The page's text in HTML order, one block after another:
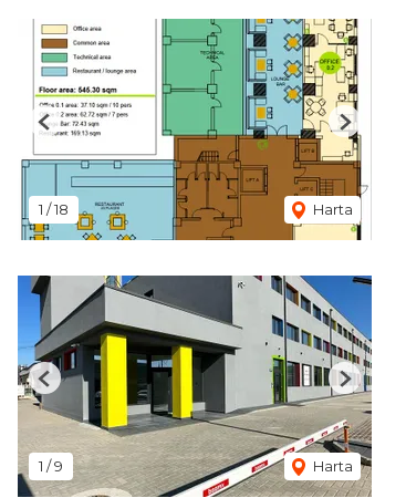
1 /18 Harta
Previous Next
1 /9 Harta
Previous Next